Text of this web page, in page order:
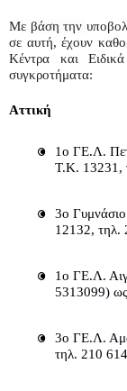
Με βάση την
σε αυτή, έχουν
Κέντρα και
συγκροτήματα:
Αττική
1ο ΓΕ.Λ.
Τ.Κ. 13231,
3ο
12132, τηλ.
1ο ΓΕ.Λ.
5313099) ως
3ο ΓΕ.Λ.
τηλ. 210